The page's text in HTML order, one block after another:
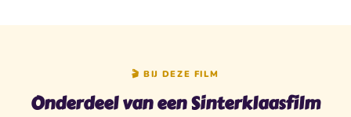
🎬 BIJ DEZE FILM
Onderdeel van een Sinterklaasfilm